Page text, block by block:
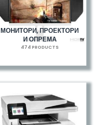
МОНИТОРИ, ПРОЕКТОРИ
И ОПРЕМА
474 PRODUCTS